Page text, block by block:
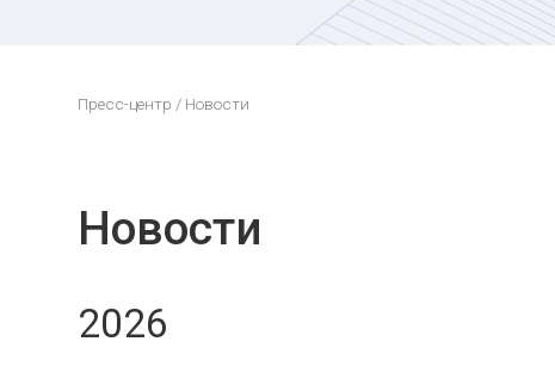
Пресс-центр / Новости
Новости
2026